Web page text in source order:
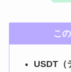
こ
USDT（